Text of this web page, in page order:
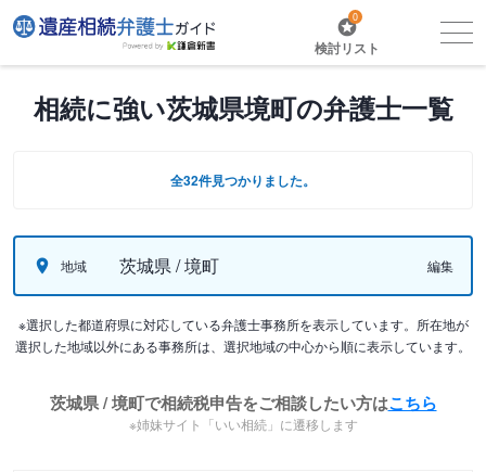
0
検討リスト
相続に強い茨城県境町の弁護士一覧
全32件見つかりました。
地域 茨城県 / 境町 編集
※選択した都道府県に対応している弁護士事務所を表示しています。所在地が
選択した地域以外にある事務所は、選択地域の中心から順に表示しています。
茨城県 / 境町で相続税申告をご相談したい方はこちら
※姉妹サイト「いい相続」に遷移します